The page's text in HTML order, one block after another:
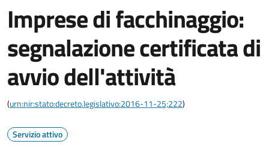
Imprese di facchinaggio:
segnalazione certificata di
avvio dell'attività
(urn:nir:stato:decreto.legislativo:2016-11-25;222)
Servizio attivo